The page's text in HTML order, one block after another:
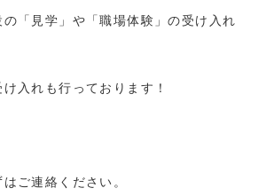
「見学」や「職場体験」の受け入れ
け入れも行っております！
ご連絡ください。